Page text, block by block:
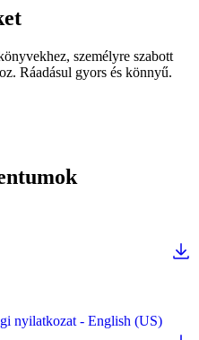
személyre szabott
Ráadásul gyors és könnyű.
nyilatkozat - English (US)